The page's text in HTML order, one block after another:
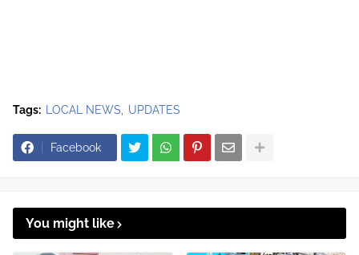
Tags: LOCAL NEWS UPDATES
Facebook
You might like